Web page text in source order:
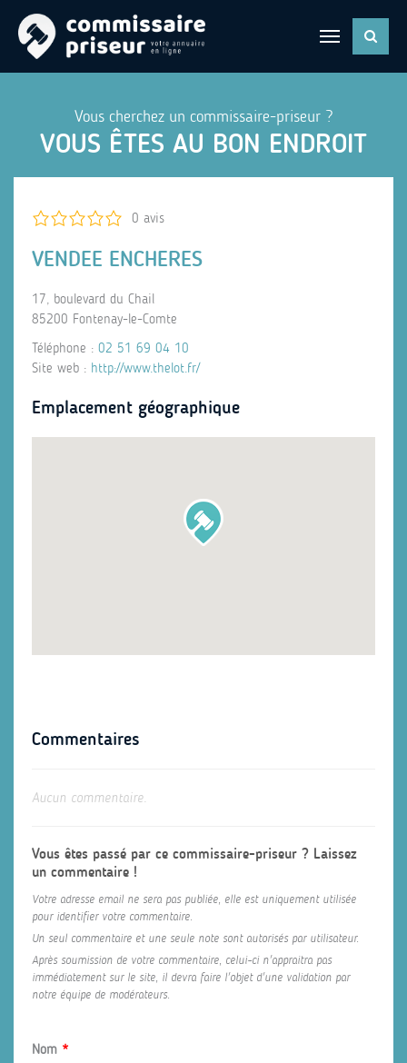
Vous cherchez un commissaire-priseur ?
VOUS ÊTES AU BON ENDROIT
0 avis
VENDEE ENCHERES
17, boulevard du Chail
85200 Fontenay-le-Comte
Téléphone : 02 51 69 04 10
Site web : http://www.thelot.fr/
Emplacement géographique
Commentaires
Aucun commentaire.
Vous êtes passé par ce commissaire-priseur ? Laissez
un commentaire !
Votre adresse email ne sera pas publiée, elle est uniquement utilisée
pour identifier votre commentaire.
Un seul commentaire et une seule note sont autorisés par utilisateur.
Après soumission de votre commentaire, celui-ci n'appraitra pas
immédiatement sur le site, il devra faire l'objet d'une validation par
notre équipe de modérateurs.
Nom *